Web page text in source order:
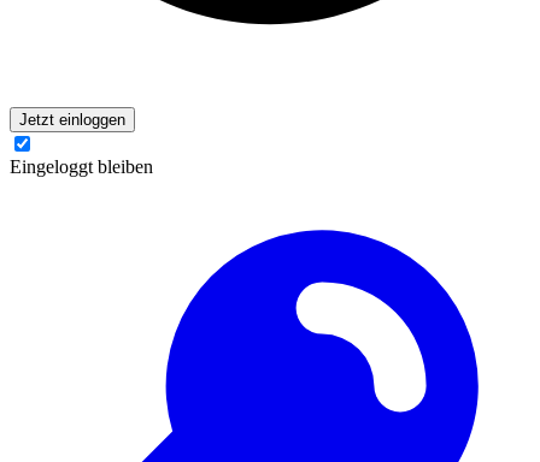
Jetzt einloggen
Eingeloggt bleiben